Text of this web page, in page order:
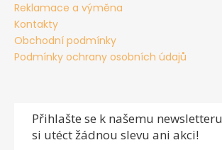
Reklamace a výměna
Kontakty
Obchodní podmínky
Podmínky ochrany osobních údajů
Přihlašte se k našemu
si utéct žádnou slevu ani akci!